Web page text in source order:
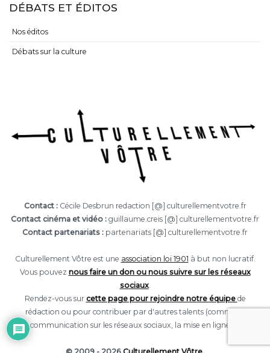
DÉBATS ET ÉDITOS
Nos éditos
Débats sur la culture
Contact :Cécile Desbrun redaction [@] culturellementvotre.fr
Contact cinéma et vidéo : guillaume.creis [@] culturellementvotre.fr
Contact partenariats : partenariats [@] culturellementvotre.fr
Culturellement Vôtre est une association loi 1901 à but non lucratif.
Vous pouvez nous faire un don ou nous suivre sur les réseaux
sociaux.
Rendez-vous sur cette page pour rejoindre notre équipe de
rédaction ou pour contribuer par d'autres talents (comme la
communication sur les réseaux sociaux, la mise en ligne...).